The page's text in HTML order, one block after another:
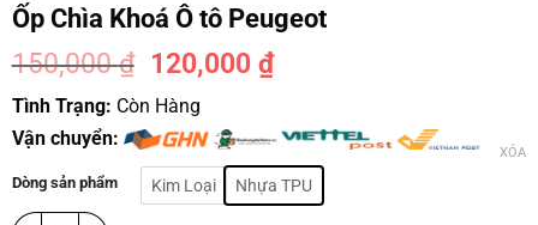
Ốp Chìa Khoá Ô tô Peugeot
150,000₫ 120,000 ₫
Tình Trạng: Còn Hàng
Vận chuyển:
Dòng sản phẩm Kim Loại Nhựa TPU
XÓA